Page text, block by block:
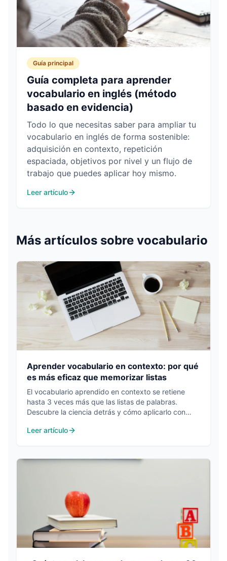
Guía principal
Guía completa para aprender
vocabulario en inglés (método
basado en evidencia)
Todo lo que necesitas saber para ampliar tu
vocabulario en inglés de forma sostenible:
adquisición en contexto, repetición
espaciada, objetivos por nivel y un flujo de
trabajo que puedes aplicar hoy mismo.
Leer artículo
Más artículos sobre vocabulario
Aprender vocabulario en contexto: por qué
es más eficaz que memorizar listas
El vocabulario aprendido en contexto se retiene
hasta 3 veces más que las listas de palabras.
Descubre la ciencia detrás y cómo aplicarlo con
Leer artículo